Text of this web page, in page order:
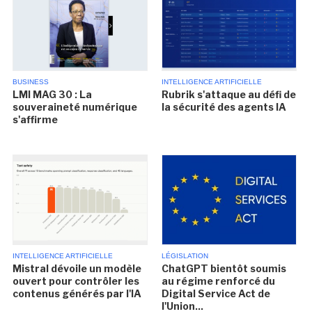
BUSINESS
LMI MAG 30 : La
souveraineté numérique
s'affirme
INTELLIGENCE ARTIFICIELLE
Rubrik s'attaque au défi de
la sécurité des agents IA
INTELLIGENCE ARTIFICIELLE
Mistral dévoile un modèle
ouvert pour contrôler les
contenus générés par l'IA
LÉGISLATION
ChatGPT bientôt soumis
au régime renforcé du
Digital Service Act de
l'Union...